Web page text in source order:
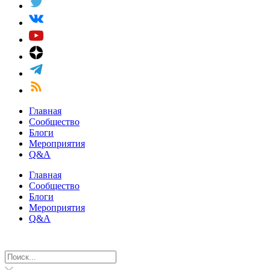
Главная
Сообщество
Блоги
Мероприятия
Q&A
Главная
Сообщество
Блоги
Мероприятия
Q&A